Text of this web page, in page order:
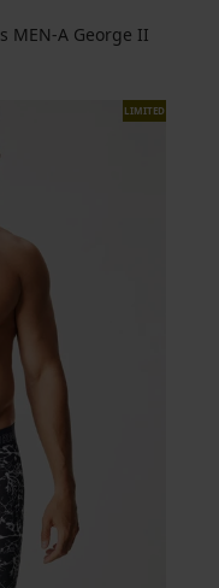
MEN-A George II
LIMITED